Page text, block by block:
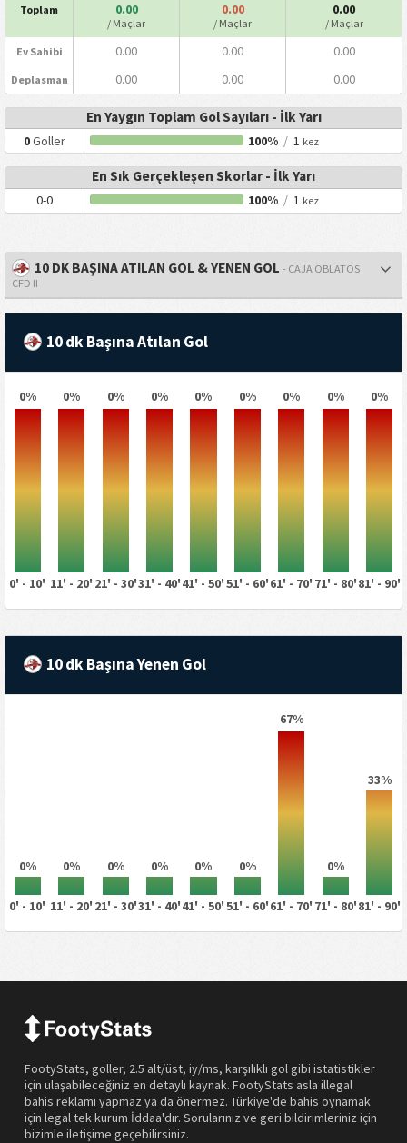
Toplam 0.00
/ Maçlar
0.00
/ Maçlar
0.00
/ Maçlar
Ev Sahibi 0.00 0.00 0.00
Deplasman 0.00 0.00 0.00
En Yaygın Toplam Gol Sayıları - İlk Yarı
0Goller 100% / 1 kez
En Sık Gerçekleşen Skorlar - İlk Yarı
0-0 100% / 1 kez
10 DK BAŞINA ATILAN GOL & YENEN GOL - CAJA OBLATOS
CFD II
10 dk Başına Atılan Gol
0% 0% 0% 0% 0% 0% 0% 0% 0%
0' - 10' 11' - 20' 21' - 30'31' - 40'41' - 50'51' - 60'61' - 70' 71' - 80'81' - 90'
10 dk Başına Yenen Gol
0% 0% 0% 0% 0% 0%
67%
0%
33%
0' - 10' 11' - 20' 21' - 30'31' - 40'41' - 50'51' - 60'61' - 70' 71' - 80'81' - 90'
FootyStats, goller, 2.5 alt/üst, iy/ms, karşılıklı gol gibi istatistikler
için ulaşabileceğiniz en detaylı kaynak. FootyStats asla illegal
bahis reklamı yapmaz ya da önermez. Türkiye'de bahis oynamak
için legal tek kurum İddaa'dır. Sorularınız ve geri bildirimleriniz için
bizimle iletişime geçebilirsiniz.